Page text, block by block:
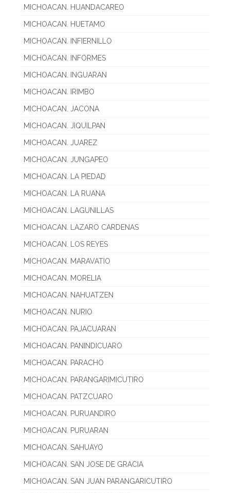
MICHOACAN. HUANDACAREO
MICHOACAN. HUETAMO
MICHOACAN. INFIERNILLO
MICHOACAN. INFORMES
MICHOACAN. INGUARAN
MICHOACAN. IRIMBO
MICHOACAN. JACONA
MICHOACAN. JIQUILPAN
MICHOACAN. JUAREZ
MICHOACAN. JUNGAPEO
MICHOACAN. LA PIEDAD
MICHOACAN. LA RUANA
MICHOACAN. LAGUNILLAS
MICHOACAN. LAZARO CARDENAS
MICHOACAN. LOS REYES
MICHOACAN. MARAVATIO
MICHOACAN. MORELIA
MICHOACAN. NAHUATZEN
MICHOACAN. NURIO
MICHOACAN. PAJACUARAN
MICHOACAN. PANINDICUARO
MICHOACAN. PARACHO
MICHOACAN. PARANGARIMICUTIRO
MICHOACAN. PATZCUARO
MICHOACAN. PURUANDIRO
MICHOACAN. PURUARAN
MICHOACAN. SAHUAYO
MICHOACAN. SAN JOSE DE GRACIA
MICHOACAN. SAN JUAN PARANGARICUTIRO